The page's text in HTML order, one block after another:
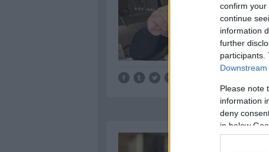
confirm your
continue
information
further
participants.
Please note
information
deny
in below